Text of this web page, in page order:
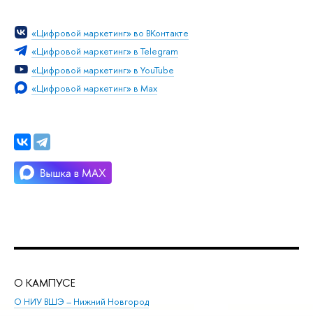
«Цифровой маркетинг» во ВКонтакте
«Цифровой маркетинг» в Telegram
«Цифровой маркетинг» в YouTube
«Цифровой маркетинг» в Max
О КАМПУСЕ
О НИУ ВШЭ – Нижний Новгород